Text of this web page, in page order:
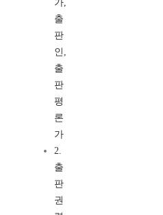
가,
출
판
인,
출
판
평
론
가
2.
출
판
권